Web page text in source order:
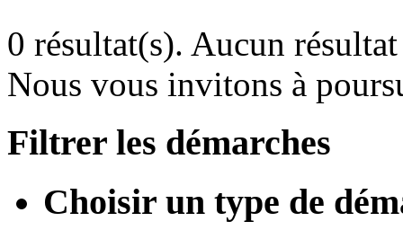
0 résultat(s). Aucun
Nous vous invitons à
Filtrer les démarches
Choisir un type de